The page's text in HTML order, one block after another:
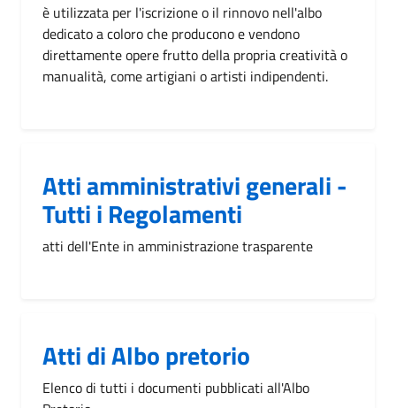
è utilizzata per l'iscrizione o il rinnovo nell'albo
dedicato a coloro che producono e vendono
direttamente opere frutto della propria creatività o
manualità, come artigiani o artisti indipendenti.
Atti amministrativi generali -
Tutti i Regolamenti
atti dell'Ente in amministrazione trasparente
Atti di Albo pretorio
Elenco di tutti i documenti pubblicati all'Albo